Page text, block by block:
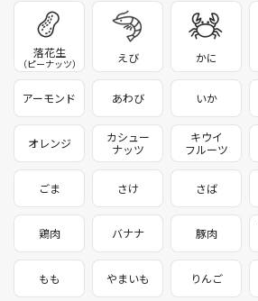
落花生
（ピーナッツ） えび かに
アーモンド あわび いか
オレンジ
カシュー
ナッツ
キウイ
フルーツ
ごま さけ さば
鶏肉 バナナ 豚肉
もも やまいも りんご